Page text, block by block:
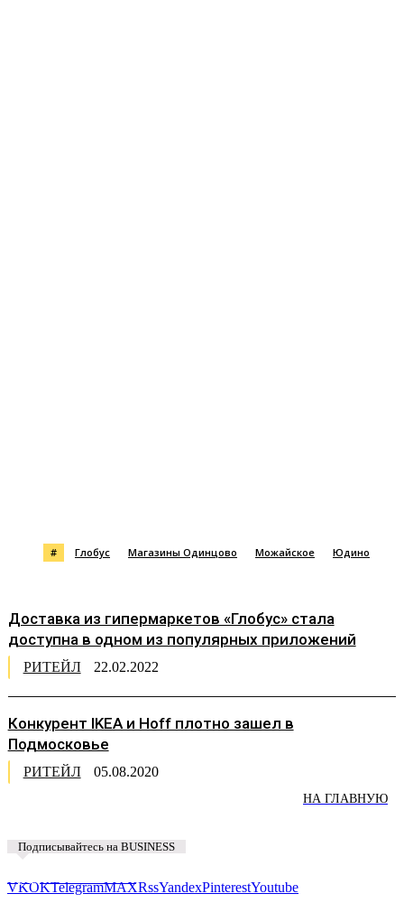
# Глобус Магазины Одинцово Можайское Юдино
Доставка из гипермаркетов «Глобус» стала
доступна в одном из популярных приложений
РИТЕЙЛ 22.02.2022
Конкурент IKEA и Hoff плотно зашел в
Подмосковье
РИТЕЙЛ 05.08.2020
НА ГЛАВНУЮ
Подписывайтесь на BUSINESS
VKOKTelegramMAXRssYandexPinterestYoutube